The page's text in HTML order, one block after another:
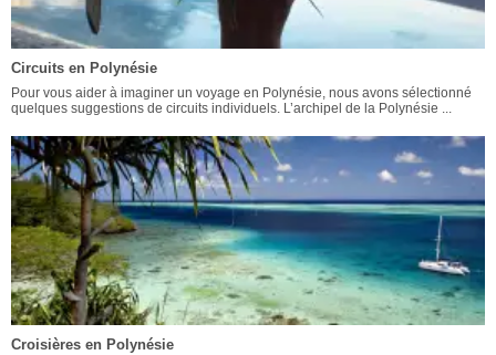
Circuits en Polynésie
Pour vous aider à imaginer un voyage en Polynésie, nous avons sélectionné
quelques suggestions de circuits individuels. L’archipel de la Polynésie ...
Croisières en Polynésie